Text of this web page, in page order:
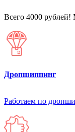
Всего 4000
Дропшиппинг
Работаем по